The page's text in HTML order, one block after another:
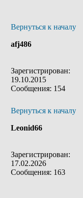
Вернуться к началу
afj486
Зарегистрирован:
19.10.2015
Сообщения: 154
Вернуться к началу
Leonid66
Зарегистрирован:
17.02.2026
Сообщения: 163